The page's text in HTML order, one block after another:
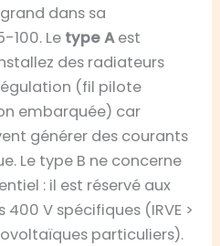
dans sa
100. Le type Aest
des radiateurs
(fil pilote
embarquée) car
générer des courants
Le type B ne concerne
: il est réservé aux
V spécifiques (IRVE >
particuliers).